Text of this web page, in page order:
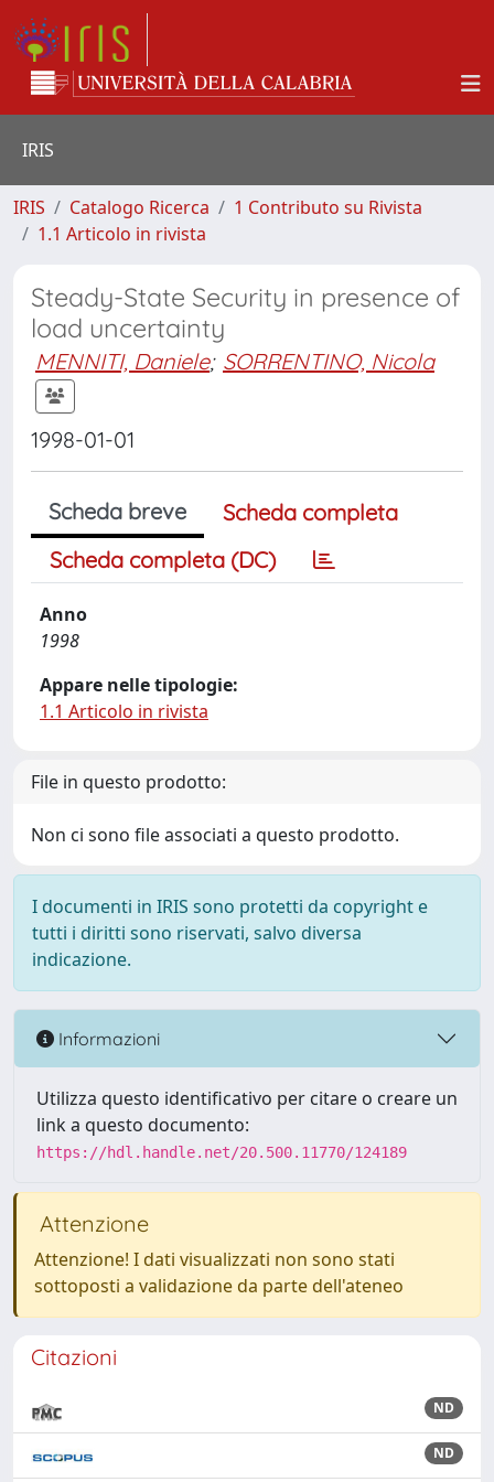
IRIS
IRIS Catalogo Ricerca
1 Contributo su Rivista
1.1 Articolo in rivista
Steady-State Security in presence of
load uncertainty
MENNITI, Daniele; SORRENTINO, Nicola
1998-01-01
Scheda breve
Scheda completa
Scheda completa (DC)
Anno
1998
Appare nelle tipologie:
1.1 Articolo in rivista
File in questo prodotto:
Non ci sono file associati a questo prodotto.
I documenti in IRIS sono protetti da copyright e
tutti i diritti sono riservati, salvo diversa
indicazione.
Informazioni
Utilizza questo identificativo per citare o creare un
link a questo documento:
https://hdl.handle.net/20.500.11770/124189
Attenzione
Attenzione! I dati visualizzati non sono stati
sottoposti a validazione da parte dell'ateneo
Citazioni
ND
ND